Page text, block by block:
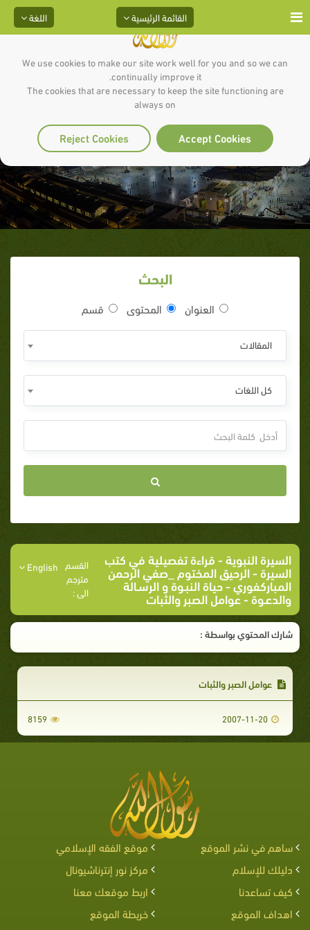
We use cookies to make our site work well for you and so we can
continually improve it.
The cookies that are necessary to keep the site functioning are
always on
Accept Cookies
Reject Cookies
اللغة القائمة الرئيسية
عوامل الصبر والثبات
البحث
العنوان المحتوى قسم
المقالات
كل اللغات
السيرة النبوية-قراءة تفصيلية في كتب
السيرة-الرحيق المختوم _صفي الرحمن
المباركفوري-حياة النبـوة و الرسـالة
والدعـوة- عوامل الصبر والثبات
القسم
مترجم
الى :
English
شارك المحتوي بواسطة :
عوامل الصبر والثبات
2007-11-20
8159
ساهم في نشر الموقع
موقع الفقه الإسلامي
دليلك للإسلام
مركز نور إنترناشيونال
كيف تساعدنا
اربط موقعك معنا
اهداف الموقع
خريطة الموقع